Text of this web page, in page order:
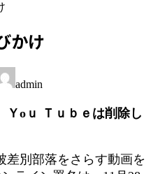
かけ
admin
оｕ Ｔｕｂｅは削除し
別部落をさらす動画を